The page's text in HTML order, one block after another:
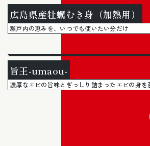
広島県産牡蠣むき身（加熱用）
瀬戸内の恵みを、いつでも使いたい分だけ
旨王-umaou-
濃厚なエビの旨味とぎっしり詰まったエビの身を